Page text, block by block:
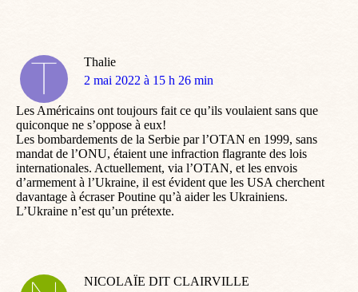
Thalie
dit
2 mai 2022 à 15 h 26 min
Les Américains ont toujours fait ce qu’ils voulaient sans que
quiconque ne s’oppose à eux!
Les bombardements de la Serbie par l’OTAN en 1999, sans
mandat de l’ONU, étaient une infraction flagrante des lois
internationales. Actuellement, via l’OTAN, et les envois
d’armement à l’Ukraine, il est évident que les USA cherchent
davantage à écraser Poutine qu’à aider les Ukrainiens.
L’Ukraine n’est qu’un prétexte.
NICOLAÏE DIT CLAIRVILLE